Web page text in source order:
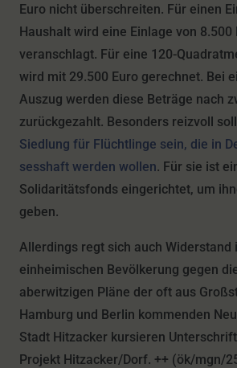
Euro nicht überschreiten. Für einen
Haushalt wird eine Einlage von 8.500
veranschlagt. Für eine 120-
wird mit 29.500 Euro gerechnet. Bei
Auszug werden diese Beträge nach
zurückgezahlt. Besonders reizvoll
Siedlung für Flüchtlinge sein, die in
sesshaft werden wollen. Für sie ist
Solidaritätsfonds eingerichtet, um
geben.
Allerdings regt sich auch Widerstand
einheimischen Bevölkerung gegen
aberwitzigen Pläne der oft aus
Hamburg und Berlin kommenden
Stadt Hitzacker kursieren
Projekt Hitzacker/Dorf. ++ (ök/mgn/